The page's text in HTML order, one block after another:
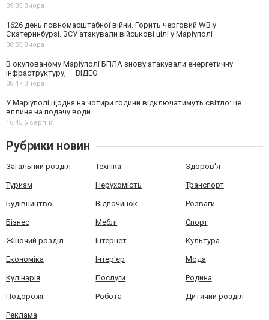
09:35,Вчора
1626 день повномасштабної війни. Горить черговий WB у
Єкатеринбурзі. ЗСУ атакували військові цілі у Маріуполі
08:55,Вчора
В окупованому Маріуполі БПЛА знову атакували енергетичну
інфраструктуру, — ВІДЕО
08:47,Вчора
У Маріуполі щодня на чотири години відключатимуть світло: це
вплине на подачу води
16:45,6 серпня
Рубрики новин
Загальний розділ Техніка Здоров'я
Туризм Нерухомість Транспорт
Будівництво Відпочинок Розваги
Бізнес Меблі Спорт
Жіночий розділ Інтернет Культура
Економіка Інтер'єр Мода
Кулінарія Послуги Родина
Подорожі Робота Дитячий розділ
Реклама